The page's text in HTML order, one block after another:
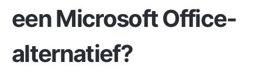
een Microsoft Office-
alternatief?